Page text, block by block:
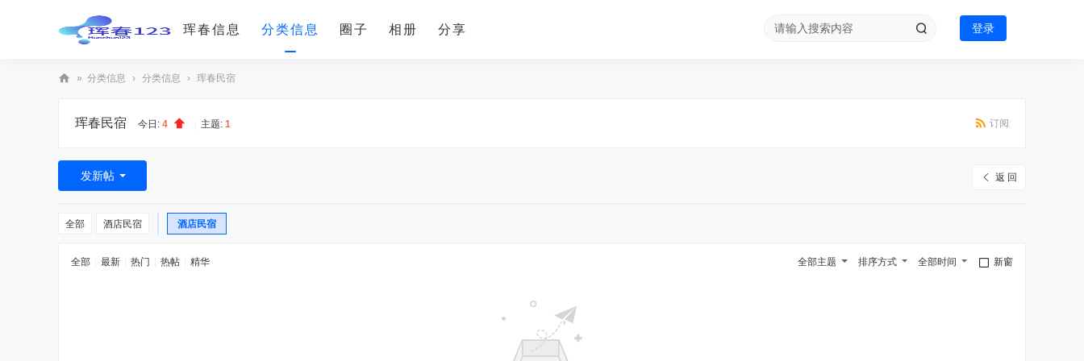
珲春信息 分类信息 圈子 相册 分享 登录
훈
춘
» 分类信息 › 分类信息 › 珲春民宿
订阅
珲春民宿 今日: 4 主题: 1
返 回
发新帖
全部 酒店民宿 酒店民宿
新窗
全部时间
排序方式
全部主题
全部 最新 热门 热帖 精华